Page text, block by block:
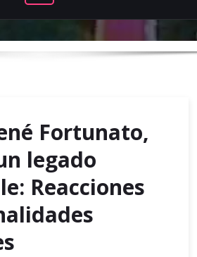
Fortunato,
legado
Reacciones